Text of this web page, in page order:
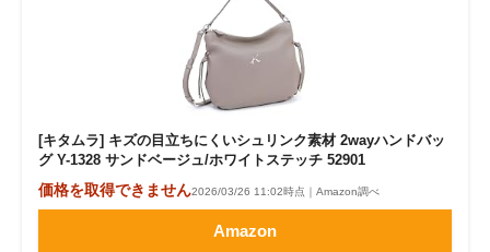
[キタムラ] キズの目立ちにくいシュリンク素材 2wayハンドバッ
グ Y-1328 サンドベージュ/ホワイトステッチ 52901
価格を取得できません2026/03/26 11:02時点｜Amazon調べ
Amazon